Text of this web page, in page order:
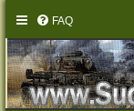
FAQ